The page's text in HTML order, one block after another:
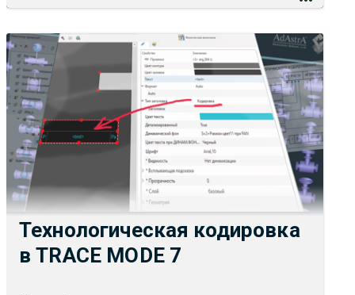
Технологическая кодировка
в TRACE MODE 7